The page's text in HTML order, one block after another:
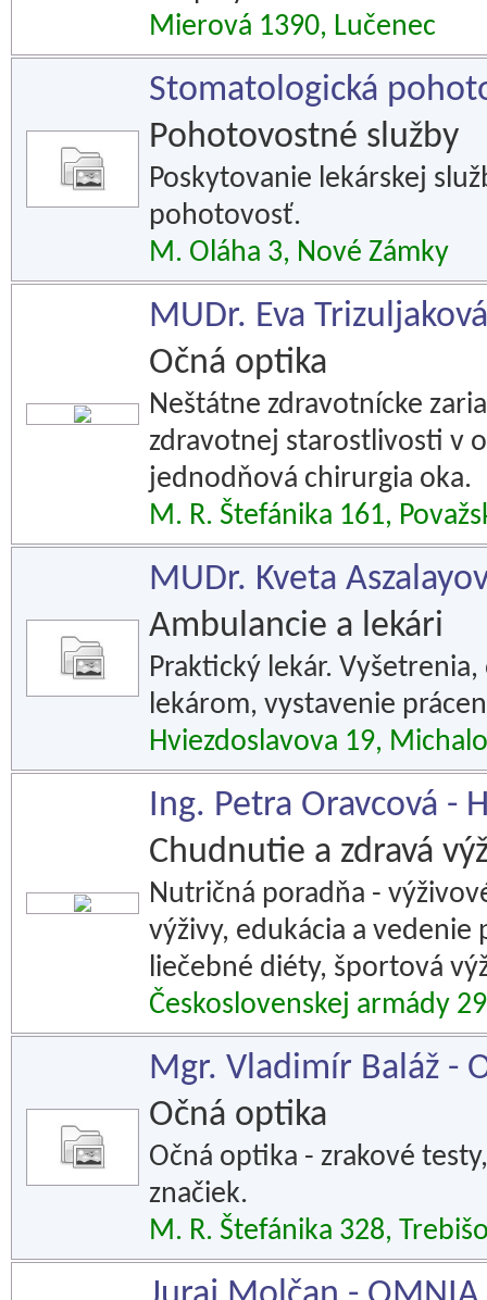
Mierová 1390, Lučenec
Stomatologická
Pohotovostné služby
Poskytovanie lekárskej
pohotovosť.
M. Oláha 3, Nové Zámky
MUDr. Eva
Očná optika
Neštátne zdravotnícke
zdravotnej starostlivosti v
jednodňová chirurgia oka.
M. R. Štefánika 161,
MUDr. Kveta
Ambulancie a lekári
Praktický lekár.
lekárom, vystavenie
Hviezdoslavova 19,
Ing. Petra Oravcová -
Chudnutie a zdravá
Nutričná poradňa -
výživy, edukácia a
liečebné diéty, športová
Československej armády
Mgr. Vladimír Baláž -
Očná optika
Očná optika - zrakové
značiek.
M. R. Štefánika 328,